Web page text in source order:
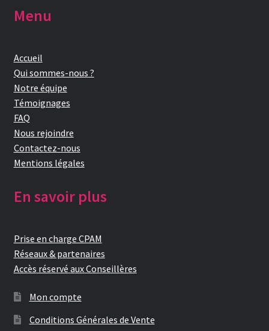
Mentions légales
Mon compte
Nos conseillères proche de chez vous
Notre raison d’être
Panier
Validation de la commande
Menu
Accueil
Qui sommes-nous ?
Notre équipe
Témoignages
FAQ
Nous rejoindre
Contactez-nous
Mentions légales
En savoir plus
Prise en charge CPAM
Réseaux & partenaires
Accès réservé aux Conseillères
Mon compte
Conditions Générales de Vente